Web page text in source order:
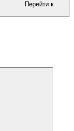
Перейти к